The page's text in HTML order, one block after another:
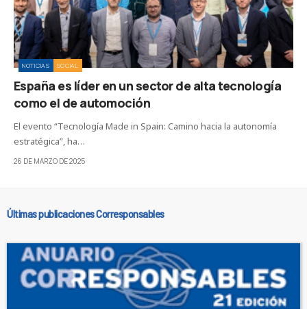
NOTICIAS SOCIAL
España es líder en un sector de alta tecnología
como el de automoción
El evento “Tecnología Made in Spain: Camino hacia la autonomía
estratégica”, ha…
26 DE MARZO DE 2025
Últimas publicaciones Corresponsables